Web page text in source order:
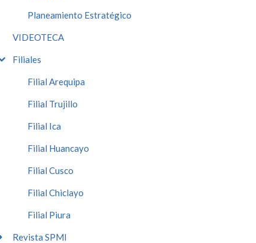
Planeamiento Estratégico
VIDEOTECA
Filiales
Filial Arequipa
Filial Trujillo
Filial Ica
Filial Huancayo
Filial Cusco
Filial Chiclayo
Filial Piura
Revista SPMI